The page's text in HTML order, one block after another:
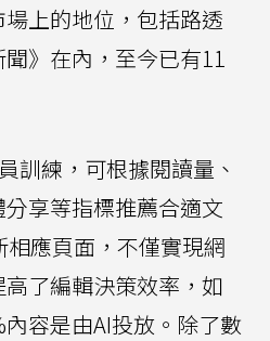
上的地位，包括路透
》在內，至今已有11
訓練，可根據閱讀量、
享等指標推薦合適文
應頁面，不僅實現網
了編輯決策效率，如
容是由AI投放。除了數